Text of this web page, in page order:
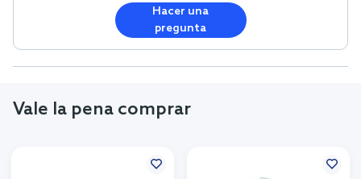
Hacer una
pregunta
Vale la pena comprar